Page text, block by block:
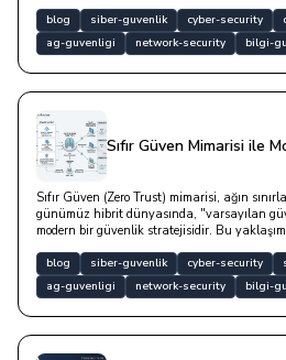
öğrenin.
blog siber-guvenlik cyber-security
ag-guvenligi
network-security bilgi-
Sıfır Güven Mimarisi ile
Sıfır Güven (Zero Trust) mimarisi, ağın
günümüz hibrit dünyasında, "varsayılan
modern bir güvenlik stratejisidir. Bu
potansiyel bir risk unsuru olarak
bağlamsal ve katı bir doğrulama sürecinden
blog siber-guvenlik cyber-security
ag-guvenligi
network-security bilgi-